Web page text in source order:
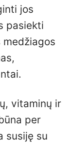
jos
pasiekti
medžiagos
vitaminų ir
per
susiję su